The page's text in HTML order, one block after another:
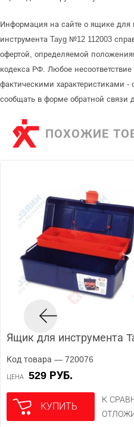
Информация на сайте о ящике для
инструмента Tayg №12 112003
офертой, определяемой
кодекса РФ. Любое
фактическими характеристиками
сообщать в форме обратной связи
ПОХОЖИЕ
Ящик для инструмента
Код товара — 720076
ЦЕНА 529 РУБ.
КУПИТЬ
К